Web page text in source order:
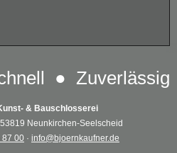
● Zuverlässig
& Bauschlosserei
Neunkirchen-Seelscheid
87 00 · info@bjoernkaufner.de